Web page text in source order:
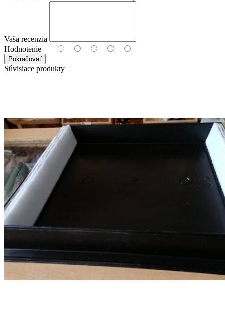
Vaša recenzia
Hodnotenie
Pokračovať
Súvisiace produkty